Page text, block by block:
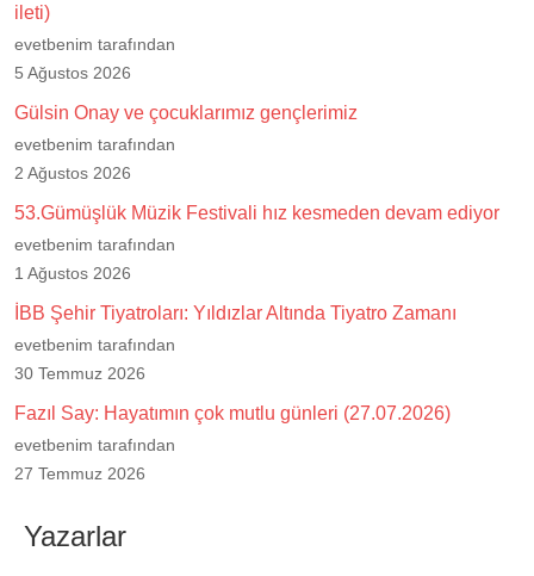
ileti)
evetbenim tarafından
5 Ağustos 2026
Gülsin Onay ve çocuklarımız gençlerimiz
evetbenim tarafından
2 Ağustos 2026
53.Gümüşlük Müzik Festivali hız kesmeden devam ediyor
evetbenim tarafından
1 Ağustos 2026
İBB Şehir Tiyatroları: Yıldızlar Altında Tiyatro Zamanı
evetbenim tarafından
30 Temmuz 2026
Fazıl Say: Hayatımın çok mutlu günleri (27.07.2026)
evetbenim tarafından
27 Temmuz 2026
Yazarlar